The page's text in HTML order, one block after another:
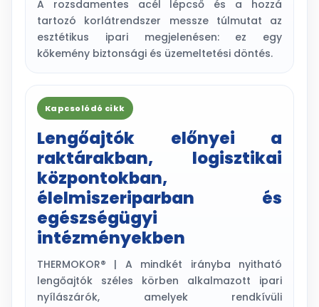
A rozsdamentes acél lépcső és a hozzá
tartozó korlátrendszer messze túlmutat az
esztétikus ipari megjelenésen: ez egy
kőkemény biztonsági és üzemeltetési döntés.
Kapcsolódó cikk
Lengőajtók előnyei a
raktárakban, logisztikai
központokban,
élelmiszeriparban és
egészségügyi
intézményekben
THERMOKOR® | A mindkét irányba nyitható
lengőajtók széles körben alkalmazott ipari
nyílászárók, amelyek rendkívüli